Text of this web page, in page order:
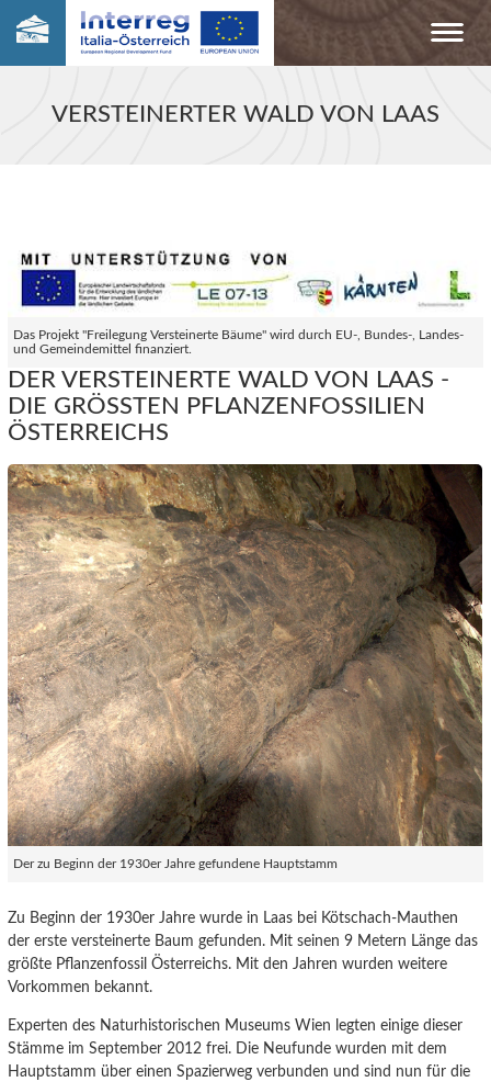
VERSTEINERTER WALD VON LAAS
Das Projekt "Freilegung Versteinerte Bäume" wird durch EU-, Bundes-, Landes-
und Gemeindemittel finanziert.
DER VERSTEINERTE WALD VON LAAS -
DIE GRÖSSTEN PFLANZENFOSSILIEN Ö
STERREICHS
Der zu Beginn der 1930er Jahre gefundene Hauptstamm
Zu Beginn der 1930er Jahre wurde in Laas bei Kötschach-Mauthen
der erste versteinerte Baum gefunden. Mit seinen 9 Metern Länge das
größte Pflanzenfossil Österreichs. Mit den Jahren wurden weitere
Vorkommen bekannt.
Experten des Naturhistorischen Museums Wien legten einige dieser
Stämme im September 2012 frei. Die Neufunde wurden mit dem
Hauptstamm über einen Spazierweg verbunden und sind nun für die